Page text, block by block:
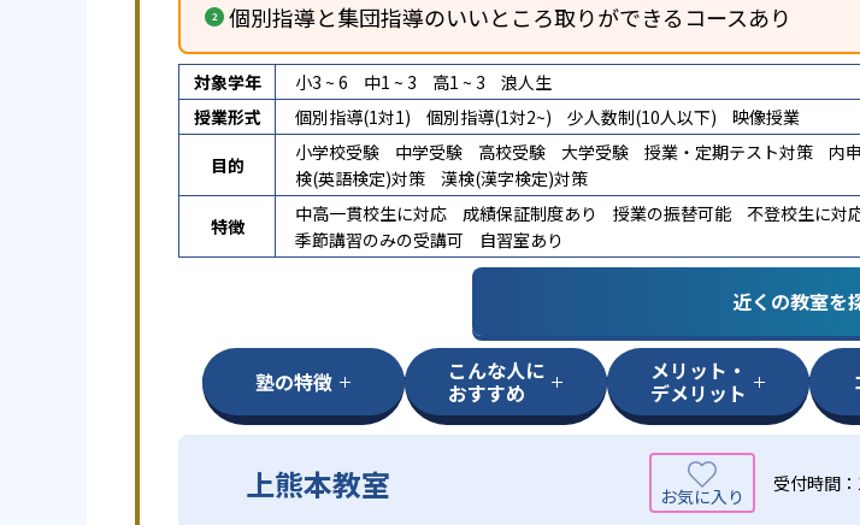
個別指導と集団指導のいいところ取りができるコースあり
対象学年 小3 ~ 6 中1 ~ 3 高1 ~ 3
浪人生
授業形式
個別指導(1対1) 個別指導(1対2~) 少人数制(10人以下)
映像授業
目的
小学校受験 中学受験 高校受験 大学受験 授業・定期テスト対策 内
検(英語検定)対策
漢検(漢字検定)対策
特徴
中高一貫校生に対応 成績保証制度あり 授業の振替可能 不登校生に対
季節講習のみの受講可
自習室あり
近くの教室を
塾の特徴 こんな人に
おすすめ
メリット・
デメリット
上熊本教室 受付時間